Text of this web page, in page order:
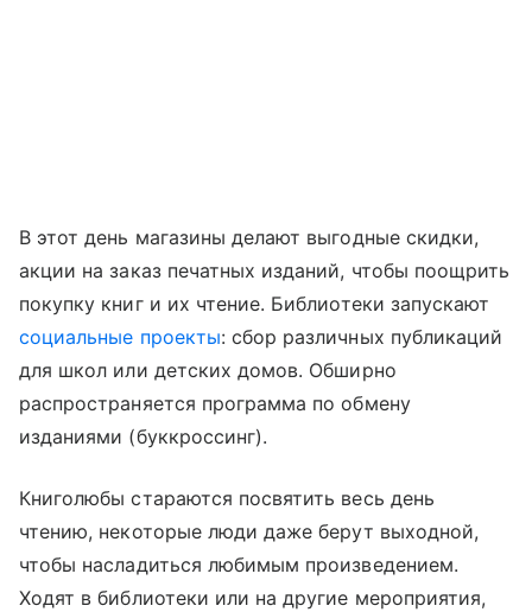
В этот день магазины делают выгодные скидки,
акции на заказ печатных изданий, чтобы поощрить
покупку книг и их чтение. Библиотеки запускают
социальные проекты: сбор различных публикаций
для школ или детских домов. Обширно
распространяется программа по обмену
изданиями (буккроссинг).
Книголюбы стараются посвятить весь день
чтению, некоторые люди даже берут выходной,
чтобы насладиться любимым произведением.
Ходят в библиотеки или на другие мероприятия,